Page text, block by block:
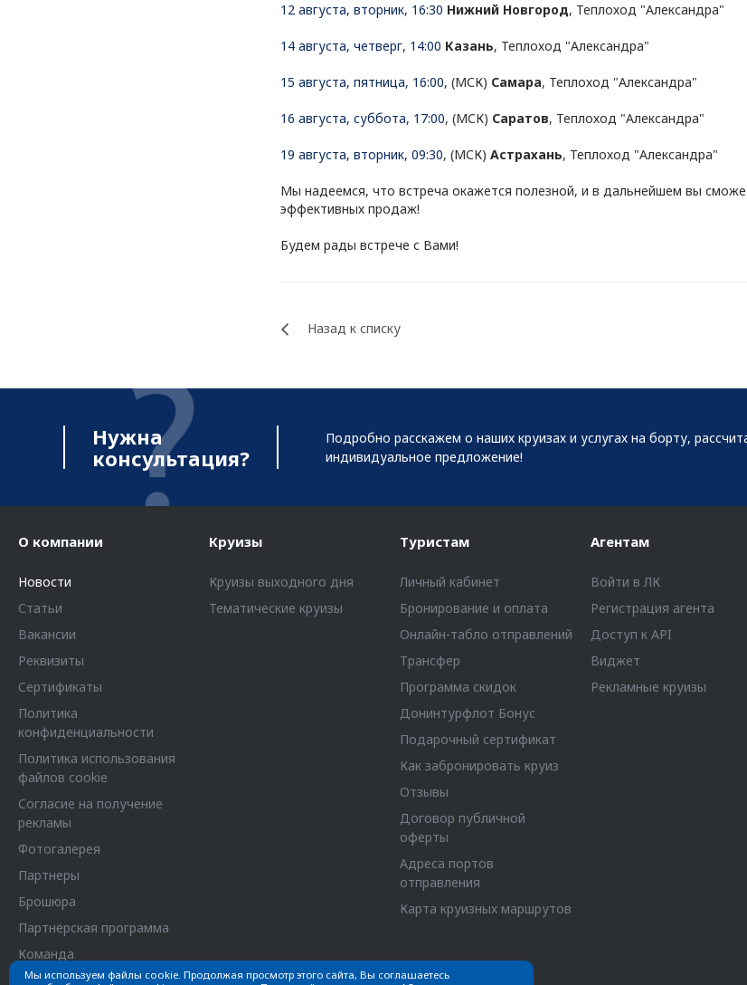
12 августа, вторник, 16:30 Нижний Новгород, Теплоход "Александра"
14 августа, четверг, 14:00 Казань, Теплоход "Александра"
15 августа, пятница, 16:00, (МСК) Самара, Теплоход "Александра"
16 августа, суббота, 17:00, (МСК) Саратов, Теплоход "Александра"
19 августа, вторник, 09:30, (МСК) Астрахань, Теплоход "Александра"
Мы надеемся, что встреча окажется полезной, и в дальнейшем вы
эффективных продаж!
Будем рады встрече с Вами!
Назад к списку
Нужна
консультация?
Подробно расскажем о наших круизах и услугах на борту,
индивидуальное предложение!
О компании
Новости
Статьи
Вакансии
Реквизиты
Сертификаты
Политика
конфиденциальности
Политика использования
файлов cookie
Согласие на получение
рекламы
Фотогалерея
Партнеры
Брошюра
Партнёрская программа
Команда
Круизы
Круизы выходного дня
Тематические круизы
Туристам
Личный кабинет
Бронирование и оплата
Онлайн-табло отправлений
Трансфер
Программа скидок
Донинтурфлот Бонус
Подарочный сертификат
Как забронировать круиз
Отзывы
Договор публичной
оферты
Адреса портов
отправления
Карта круизных маршрутов
Агентам
Войти в ЛК
Регистрация агента
Доступ к API
Виджет
Рекламные круизы
Мы используем файлы cookie. Продолжая просмотр этого сайта, Вы соглашаетесь